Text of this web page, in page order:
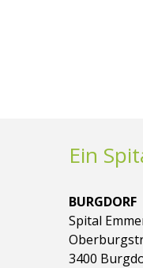
Ein
BURGDORF
Spital
3400